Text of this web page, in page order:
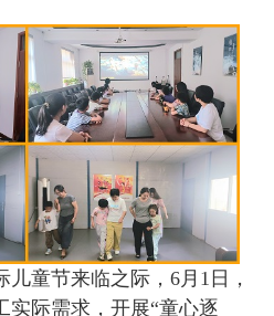
童节来临之际，6月1日，
实际需求，开展“童心逐